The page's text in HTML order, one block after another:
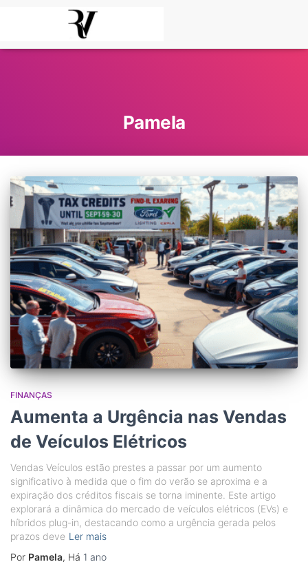
Pamela
FINANÇAS
Aumenta a Urgência nas Vendas
de Veículos Elétricos
Vendas Veículos estão prestes a passar por um aumento
significativo à medida que o fim do verão se aproxima e a
expiração dos créditos fiscais se torna iminente. Este artigo
explorará a dinâmica do mercado de veículos elétricos (EVs) e
híbridos plug-in, destacando como a urgência gerada pelos
prazos deve Ler mais
Por Pamela, Há 1 ano